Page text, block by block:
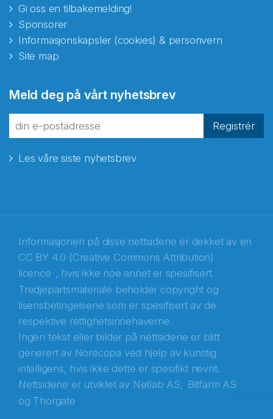
Gi oss en tilbakemelding!
Sponsorer
Informasjonskapsler (cookies) & personvern
Site map
Meld deg på vårt nyhetsbrev
Registrér
Les våre siste nyhetsbrev
Informasjonen på disse nettsidene er dekket av en
CC BY 4.0 (Creative Commons Attribution)
licence , hvis ikke noe annet er spesifisert.
Tredjepartsmateriale beholder copyright og
lisensbetingelsene som er spesifisert av de
respektive rettighetsinnehaverne.
Ingen tekst eller bilder på nettsidene er blitt
generert av Norecopa ved hjelp av kunstig
intelligens, hvis ikke dette er spesifikt nevnt.
Nettsidene er utviklet av Netlab AS, Bitfarm AS
og Thorgate
fra Norecopa